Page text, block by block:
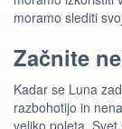
moramo slediti
Začnite
Kadar se Luna
razbohotijo in